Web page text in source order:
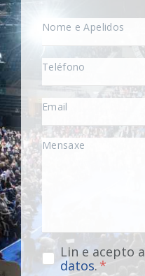
Lin e acepto a
datos.